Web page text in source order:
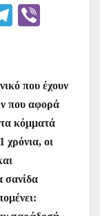
T
gr
a
m
που έχουν
που αφορά
κόμματά
χρόνια, οι
σανίδα